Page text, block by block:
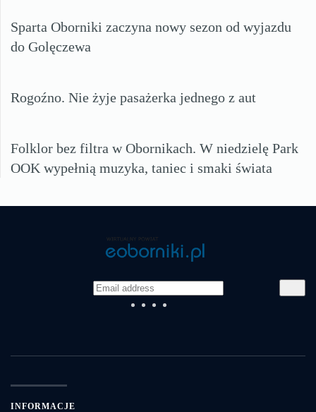
Sparta Oborniki zaczyna nowy sezon od wyjazdu
do Golęczewa
Rogoźno. Nie żyje pasażerka jednego z aut
Folklor bez filtra w Obornikach. W niedzielę Park
OOK wypełnią muzyka, taniec i smaki świata
INFORMACJE